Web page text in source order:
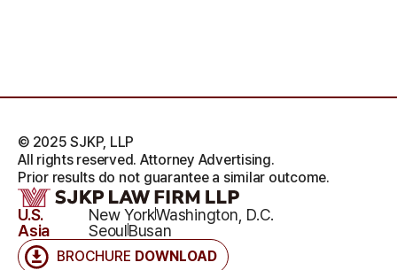
BROCHURE DOWNLOAD
U.S. New YorkWashington, D.C.
Asia
SeoulBusan
© 2025 SJKP, LLP
All rights reserved. Attorney Advertising.
Prior results do not guarantee a similar outcome.